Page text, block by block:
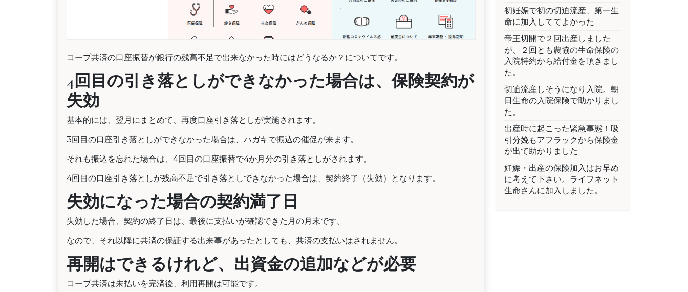
コープ共済の口座振替が銀行の残高不足で出来なかった時にはどうなるか？についてです。
4回目の引き落としができなかった場合は、保険契約が
失効
基本的には、翌月にまとめて、再度口座引き落としが実施されます。
3回目の口座引き落としができなかった場合は、ハガキで振込の催促が来ます。
それも振込を忘れた場合は、4回目の口座振替で4か月分の引き落としがされます。
4回目の口座引き落としが残高不足で引き落としできなかった場合は、契約終了（失効）となります。
失効になった場合の契約満了日
失効した場合、契約の終了日は、最後に支払いが確認できた月の月末です。
なので、それ以降に共済の保証する出来事があったとしても、共済の支払いはされません。
再開はできるけれど、出資金の追加などが必要
コーブ共済は未払いを完済後、利用再開は可能です。
初妊娠で初の切迫流産、第一生
命に加入しててよかった
帝王切開で２回出産しました
が、２回とも農協の生命保険の
入院特約から給付金を頂きまし
た。
切迫流産しそうになり入院。朝
日生命の入院保険で助かりまし
た。
出産時に起こった緊急事態！吸
引分娩もアフラックから保険金
が出て助かりました
妊娠・出産の保険加入はお早め
に考えて下さい。ライフネット
生命さんに加入しました。